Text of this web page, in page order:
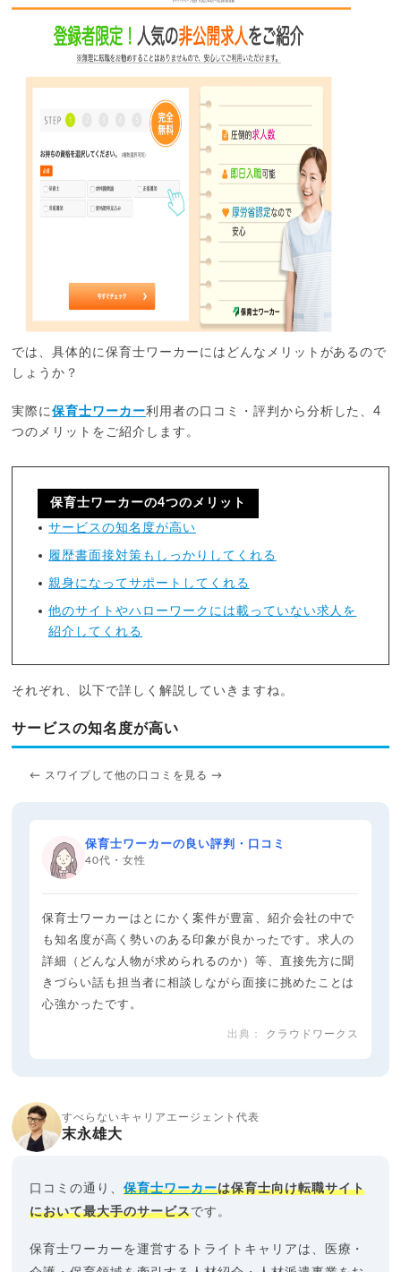
では、具体的に保育士ワーカーにはどんなメリットがあるので
しょうか？
実際に保育士ワーカー利用者の口コミ・評判から分析した、4
つのメリットをご紹介します。
保育士ワーカーの4つのメリット
サービスの知名度が高い
履歴書面接対策もしっかりしてくれる
親身になってサポートしてくれる
他のサイトやハローワークには載っていない求人を
紹介してくれる
それぞれ、以下で詳しく解説していきますね。
サービスの知名度が高い
← スワイプして他の口コミを見る →
保育士ワーカーの良い評判・口コミ
40代・女性
保育士ワーカーはとにかく案件が豊富、紹介会社の中で
も知名度が高く勢いのある印象が良かったです。求人の
詳細（どんな人物が求められるのか）等、直接先方に聞
きづらい話も担当者に相談しながら面接に挑めたことは
心強かったです。
クラウドワークス
すべらないキャリアエージェント代表
末永雄大
口コミの通り、保育士ワーカーは保育士向け転職サイト
において最大手のサービスです。
保育士ワーカーを運営するトライトキャリアは、医療・